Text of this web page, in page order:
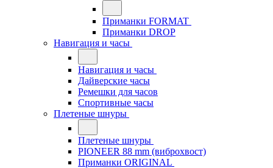
Приманки FORMAT
Приманки DROP
Навигация и часы
Навигация и часы
Дайверские часы
Ремешки для часов
Спортивные часы
Плетеные шнуры
Плетеные шнуры
PIONEER 88 mm (виброхвост)
Приманки ORIGINAL